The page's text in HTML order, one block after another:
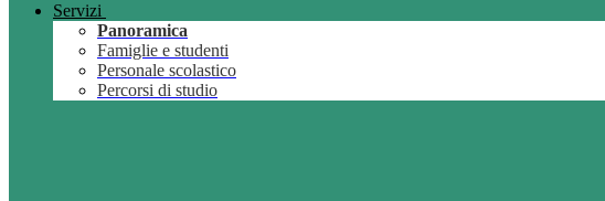
Servizi
Panoramica
Famiglie e studenti
Personale scolastico
Percorsi di studio